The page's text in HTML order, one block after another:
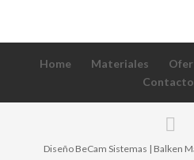
Home Materiales
Contacto
Diseño BeCam Sistemas | Balken